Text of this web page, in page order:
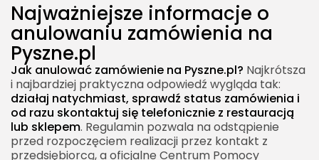
Najważniejsze informacje o
anulowaniu zamówienia na
Pyszne.pl
Jak anulować zamówienie na Pyszne.pl? Najkrótsza
i najbardziej praktyczna odpowiedź wygląda tak:
działaj natychmiast, sprawdź status zamówienia i
od razu skontaktuj się telefonicznie z restauracją
lub sklepem. Regulamin pozwala na odstąpienie
przed rozpoczęciem realizacji przez kontakt z
przedsiębiorcą, a oficjalne Centrum Pomocy